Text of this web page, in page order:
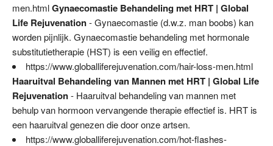
men.htmlGynaecomastie Behandeling met HRT | Global
Life Rejuvenation- Gynaecomastie (d.w.z. man boobs) kan
worden pijnlijk. Gynaecomastie behandeling met hormonale
substitutietherapie (HST) is een veilig en effectief.
https://www.globalliferejuvenation.com/hair-loss-men.html
Haaruitval Behandeling van Mannen met HRT | Global Life
Rejuvenation- Haaruitval behandeling van mannen met
behulp van hormoon vervangende therapie effectief is. HRT is
een haaruitval genezen die door onze artsen.
https://www.globalliferejuvenation.com/hot-flashes-